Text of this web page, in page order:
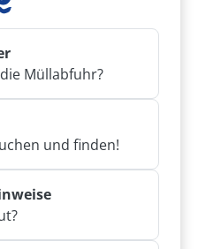
Müllabfuhr?
und finden!